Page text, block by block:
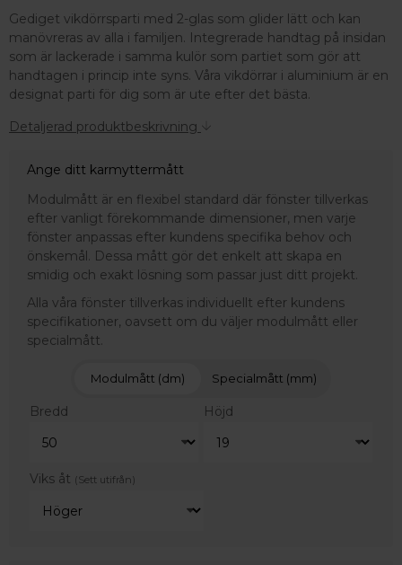
fokus på kvalitet, omtanke och djup kompetens.
Gediget vikdörrsparti med 2-glas som glider lätt och kan
manövreras av alla i familjen. Integrerade handtag på insidan
som är lackerade i samma kulör som partiet som gör att
handtagen i princip inte syns. Våra vikdörrar i aluminium är en
designat parti för dig som är ute efter det bästa.
Detaljerad produktbeskrivning
Ange ditt karmyttermått
Modulmått är en flexibel standard där fönster tillverkas
efter vanligt förekommande dimensioner, men varje
fönster anpassas efter kundens specifika behov och
önskemål. Dessa mått gör det enkelt att skapa en
smidig och exakt lösning som passar just ditt projekt.
Alla våra fönster tillverkas individuellt efter kundens
specifikationer, oavsett om du väljer modulmått eller
specialmått.
Modulmått (dm) Specialmått (mm)
Bredd Höjd
Viks åt (Sett utifrån)